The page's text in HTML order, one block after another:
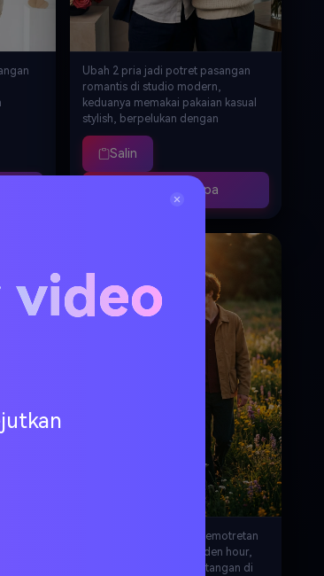
Ubah 2 pria jadi potret pasangan
romantis di studio modern,
keduanya memakai pakaian kasual
stylish, berpelukan dengan
senyuman tulus, dikelilingi
rangkaian mawar elegan,
pencahayaan fotografi profesional,
suasana intim dan otentik,
merayakan cinta yang beragam,
Salin
Buat Serupa
Gaya pasangan dalam pemotretan
outdoor alami pada golden hour,
berjalan bergandengan tangan di
video